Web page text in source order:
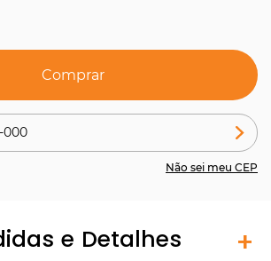
Comprar
Não sei meu CEP
e Detalhes